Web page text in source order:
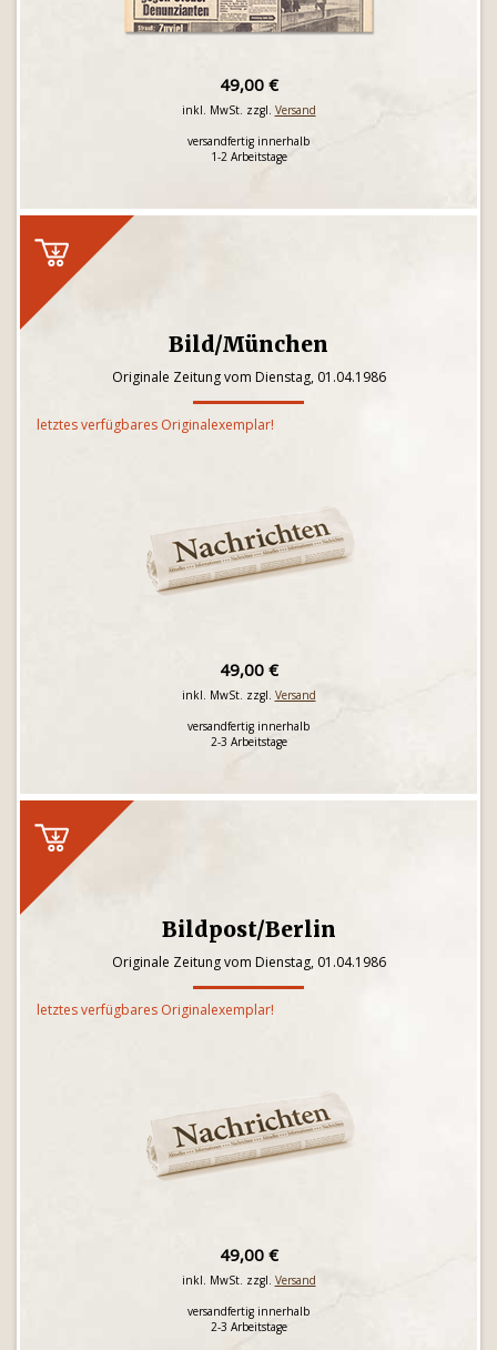
49,00 €
inkl. MwSt. zzgl. Versand
versandfertig innerhalb
1-2 Arbeitstage
Bild/München
Originale Zeitung vom Dienstag, 01.04.1986
letztes verfügbares Originalexemplar!
49,00 €
inkl. MwSt. zzgl. Versand
versandfertig innerhalb
2-3 Arbeitstage
Bildpost/Berlin
Originale Zeitung vom Dienstag, 01.04.1986
letztes verfügbares Originalexemplar!
49,00 €
inkl. MwSt. zzgl. Versand
versandfertig innerhalb
2-3 Arbeitstage